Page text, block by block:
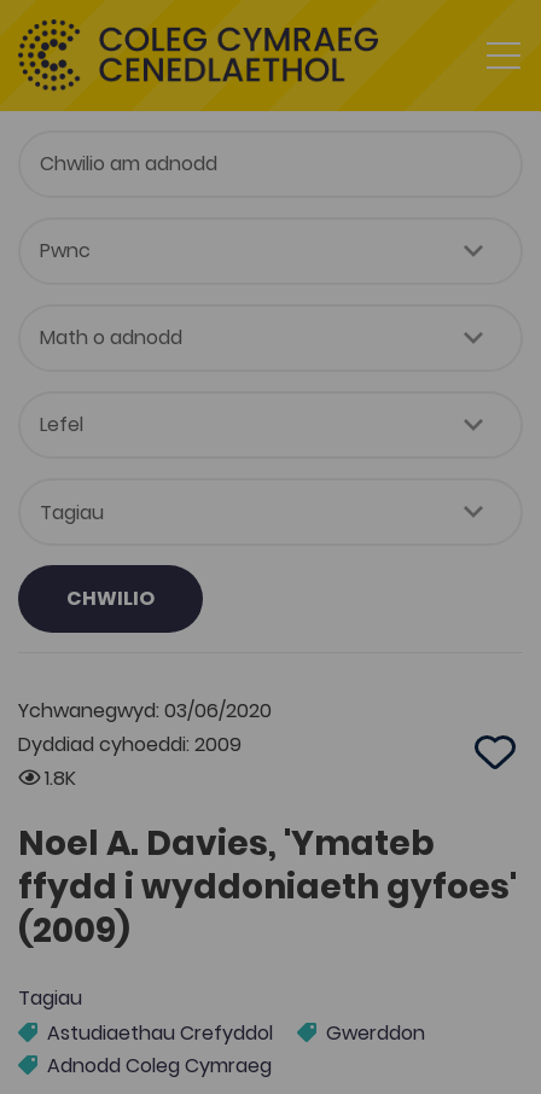
CHWILIO
Ychwanegwyd: 03/06/2020
Dyddiad cyhoeddi: 2009
1.8K
Add
Noel A. Davies, 'Ymateb
ffydd i wyddoniaeth gyfoes'
(2009)
Tagiau
Astudiaethau Crefyddol
Gwerddon
Adnodd Coleg Cymraeg